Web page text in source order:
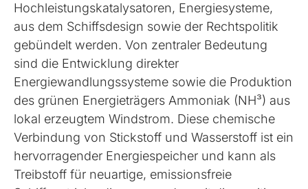
Hochleistungskatalysatoren, Energiesysteme,
aus dem Schiffsdesign sowie der Rechtspolitik
gebündelt werden. Von zentraler Bedeutung
sind die Entwicklung direkter
Energiewandlungssysteme sowie die Produktion
des grünen Energieträgers Ammoniak (NH³) aus
lokal erzeugtem Windstrom. Diese chemische
Verbindung von Stickstoff und Wasserstoff ist ein
hervorragender Energiespeicher und kann als
Treibstoff für neuartige, emissionsfreie